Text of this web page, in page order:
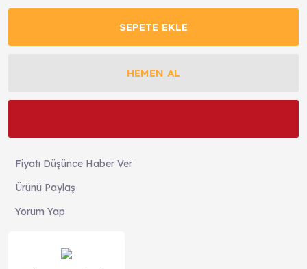
SEPETE EKLE
HEMEN AL
Fiyatı Düşünce Haber Ver
Ürünü Paylaş
Yorum Yap